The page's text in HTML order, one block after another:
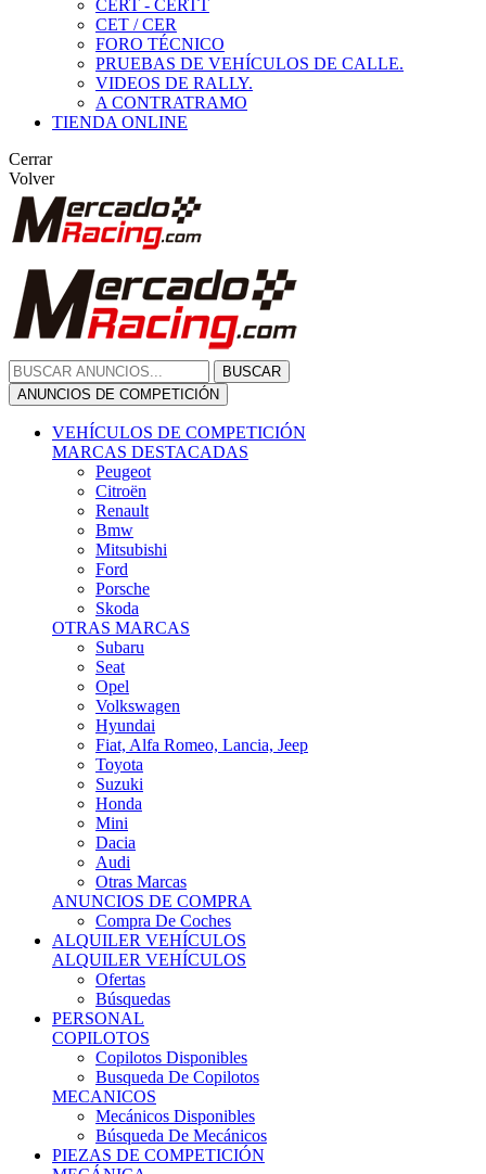
CERT - CERTT
CET / CER
FORO TÉCNICO
PRUEBAS DE VEHÍCULOS DE CALLE.
VIDEOS DE RALLY.
A CONTRATRAMO
TIENDA ONLINE
Cerrar
Volver
BUSCAR
ANUNCIOS DE COMPETICIÓN
VEHÍCULOS DE COMPETICIÓN
MARCAS DESTACADAS
Peugeot
Citroën
Renault
Bmw
Mitsubishi
Ford
Porsche
Skoda
OTRAS MARCAS
Subaru
Seat
Opel
Volkswagen
Hyundai
Fiat, Alfa Romeo, Lancia, Jeep
Toyota
Suzuki
Honda
Mini
Dacia
Audi
Otras Marcas
ANUNCIOS DE COMPRA
Compra De Coches
ALQUILER VEHÍCULOS
ALQUILER VEHÍCULOS
Ofertas
Búsquedas
PERSONAL
COPILOTOS
Copilotos Disponibles
Busqueda De Copilotos
MECANICOS
Mecánicos Disponibles
Búsqueda De Mecánicos
PIEZAS DE COMPETICIÓN